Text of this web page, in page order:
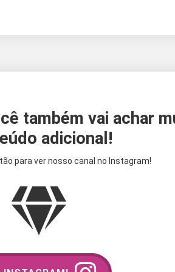
também vai achar
adicional!
para ver nosso canal no Instagram!